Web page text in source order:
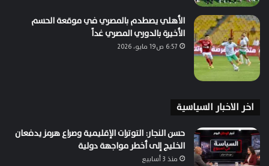
الأهلي يصطدم بالمصري في موقعة الحسم
الأخيرة بالدوري المصري غداً
6:57 ص19 مايو، 2026
اخر الاخبار السياسية
حسن النجار: التوترات الإقليمية وصراع هرمز يدفعان
الخليج إلى أخطر مواجهة دولية
منذ 3 أسابيع